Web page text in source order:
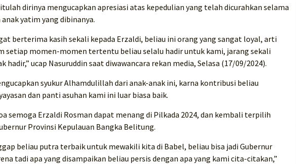
dirinya mengucapkan apresiasi atas kepedulian yang telah dicurahkan selama
anak yatim yang dibinanya.
berterima kasih sekali kepada Erzaldi, beliau ini orang yang sangat loyal, arti
setiap momen-momen tertentu beliau selalu hadir untuk kami, jarang sekali
hadir,” ucap Nasuruddin saat diwawancara rekan media, Selasa (17/09/2024).
syukur Alhamdulillah dari anak-anak ini, karna kontribusi beliau
dan panti asuhan kami ini luar biasa baik.
semoga Erzaldi Rosman dapat menang di Pilkada 2024, dan kembali terpilih
Provinsi Kepulauan Bangka Belitung.
beliau putra terbaik untuk mewakili kita di Babel, beliau bisa jadi Gubernur
tadi apa yang disampaikan beliau persis dengan apa yang kami cita-citakan,”